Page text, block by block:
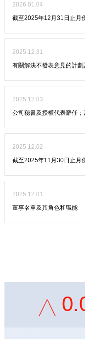
2026.01.04
截至2025年12月31日止月
2025.12.31
有關解決不發表意見的計
2025.12.03
公司秘書及授權代表辭任；
2025.12.02
截至2025年11月30日止月
2025.12.01
董事名單及其角色和職能